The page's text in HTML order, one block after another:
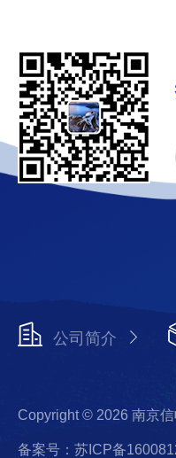
公司简介
Copyright © 2026 南京
备案号：苏ICP备